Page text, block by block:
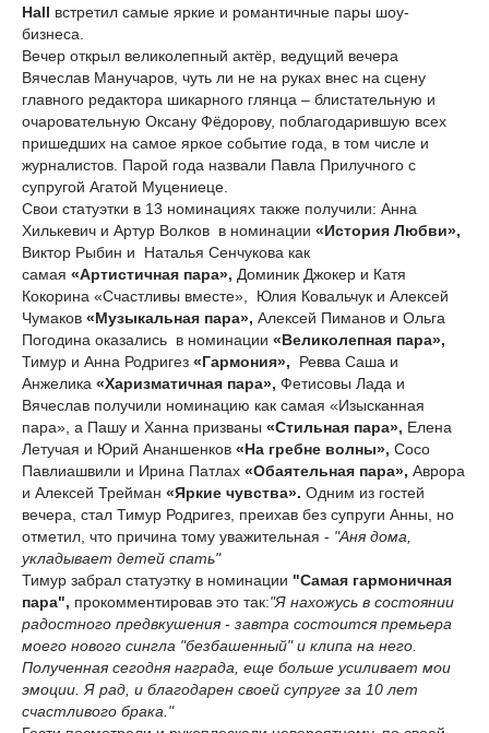
Hall встретил самые яркие и романтичные пары шоу-
бизнеса.
Вечер открыл великолепный актёр, ведущий вечера
Вячеслав Манучаров, чуть ли не на руках внес на сцену
главного редактора шикарного глянца – блистательную и
очаровательную Оксану Фёдорову, поблагодарившую всех
пришедших на самое яркое событие года, в том числе и
журналистов. Парой года назвали Павла Прилучного с
супругой Агатой Муцениеце.
Свои статуэтки в 13 номинациях также получили: Анна
Хилькевич и Артур Волков в номинации «История Любви»,
Виктор Рыбин и Наталья Сенчукова как
самая «Артистичная пара», Доминик Джокер и Катя
Кокорина «Счастливы вместе», Юлия Ковальчук и Алексей
Чумаков «Музыкальная пара», Алексей Пиманов и Ольга
Погодина оказались в номинации «Великолепная пара»,
Тимур и Анна Родригез «Гармония», Ревва Саша и
Анжелика «Харизматичная пара», Фетисовы Лада и
Вячеслав получили номинацию как самая «Изысканная
пара», а Пашу и Ханна призваны «Стильная пара», Елена
Летучая и Юрий Ананшенков «На гребне волны», Сосо
Павлиашвили и Ирина Патлах «Обаятельная пара», Аврора
и Алексей Трейман «Яркие чувства». Одним из гостей
вечера, стал Тимур Родригез, преихав без супруги Анны, но
отметил, что причина тому уважительная - "Аня дома,
укладывает детей спать"
Тимур забрал статуэтку в номинации "Самая гармоничная
пара", прокомментировав это так:"Я нахожусь в состоянии
радостного предвкушения - завтра состоится премьера
моего нового сингла "безбашенный" и клипа на него.
Полученная сегодня награда, еще больше усиливает мои
эмоции. Я рад, и благодарен своей супруге за 10 лет
счастливого брака."